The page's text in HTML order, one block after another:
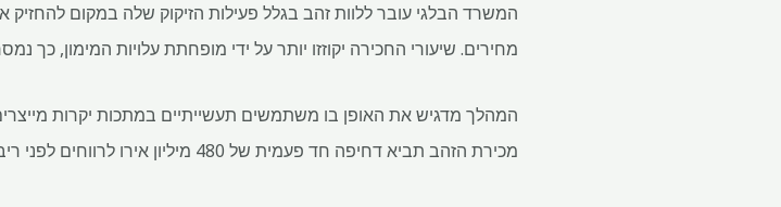
המשרד הבלגי עובר ללוות זהב בגלל פעילות הזיקוק שלה במקום
מחירים. שיעורי החכירה יקוזזו יותר על ידי מופחתת עלויות המימון, כך
המהלך מדגיש את האופן בו משתמשים תעשייתיים במתכות יקרות
מכירת הזהב תביא דחיפה חד פעמית של 480 מיליון אירו לרווחים לפני ריבית, מיסים, פחת והפחתות.